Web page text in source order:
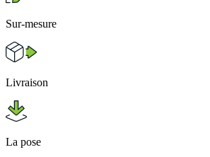
Sur-mesure
Livraison
La pose